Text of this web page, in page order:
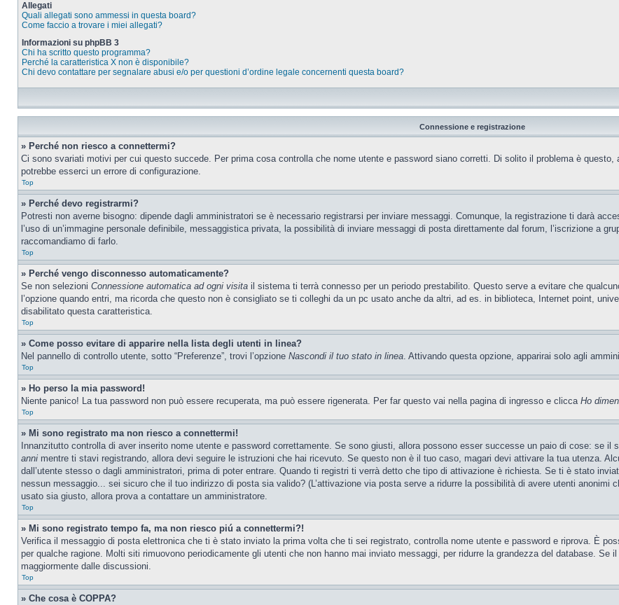
Allegati
Quali allegati sono ammessi in questa board?
Come faccio a trovare i miei allegati?
Informazioni su phpBB 3
Chi ha scritto questo programma?
Perché la caratteristica X non è disponibile?
Chi devo contattare per segnalare abusi e/o per questioni d’ordine legale concernenti questa board?
Connessione e registrazione
» Perché non riesco a connettermi?
Ci sono svariati motivi per cui questo succede. Per prima cosa controlla che nome utente e password siano corretti. Di solito il problema è
potrebbe esserci un errore di configurazione.
Top
» Perché devo registrarmi?
Potresti non averne bisogno: dipende dagli amministratori se è necessario registrarsi per inviare messaggi. Comunque, la registrazione ti darà
l’uso di un’immagine personale definibile, messaggistica privata, la possibilità di inviare messaggi di posta direttamente dal forum, l’iscrizione a
raccomandiamo di farlo.
Top
» Perché vengo disconnesso automaticamente?
Se non selezioni Connessione automatica ad ogni visita il sistema ti terrà connesso per un periodo prestabilito. Questo serve a evitare che
l’opzione quando entri, ma ricorda che questo non è consigliato se ti colleghi da un pc usato anche da altri, ad es. in biblioteca, Internet point,
disabilitato questa caratteristica.
Top
» Come posso evitare di apparire nella lista degli utenti in linea?
Nel pannello di controllo utente, sotto “Preferenze”, trovi l’opzione Nascondi il tuo stato in linea. Attivando questa opzione, apparirai solo agli
Top
» Ho perso la mia password!
Niente panico! La tua password non può essere recuperata, ma può essere rigenerata. Per far questo vai nella pagina di ingresso e clicca Ho
Top
» Mi sono registrato ma non riesco a connettermi!
Innanzitutto controlla di aver inserito nome utente e password correttamente. Se sono giusti, allora possono esser successe un paio di cose: se
anni mentre ti stavi registrando, allora devi seguire le istruzioni che hai ricevuto. Se questo non è il tuo caso, magari devi attivare la tua utenza.
dall’utente stesso o dagli amministratori, prima di poter entrare. Quando ti registri ti verrà detto che tipo di attivazione è richiesta. Se ti è stato
nessun messaggio... sei sicuro che il tuo indirizzo di posta sia valido? (L’attivazione via posta serve a ridurre la possibilità di avere utenti anonimi
usato sia giusto, allora prova a contattare un amministratore.
Top
» Mi sono registrato tempo fa, ma non riesco piú a connettermi?!
Verifica il messaggio di posta elettronica che ti è stato inviato la prima volta che ti sei registrato, controlla nome utente e password e riprova. È
per qualche ragione. Molti siti rimuovono periodicamente gli utenti che non hanno mai inviato messaggi, per ridurre la grandezza del database. Se
maggiormente dalle discussioni.
Top
» Che cosa è COPPA?